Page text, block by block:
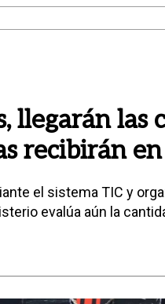
llegarán las
recibirán
el sistema TIC y
evalúa aún la